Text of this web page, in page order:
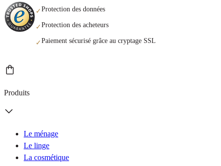
✓Protection des données
✓Protection des acheteurs
✓Paiement sécurisé grâce au cryptage SSL
Produits
Le ménage
Le linge
La cosmétique